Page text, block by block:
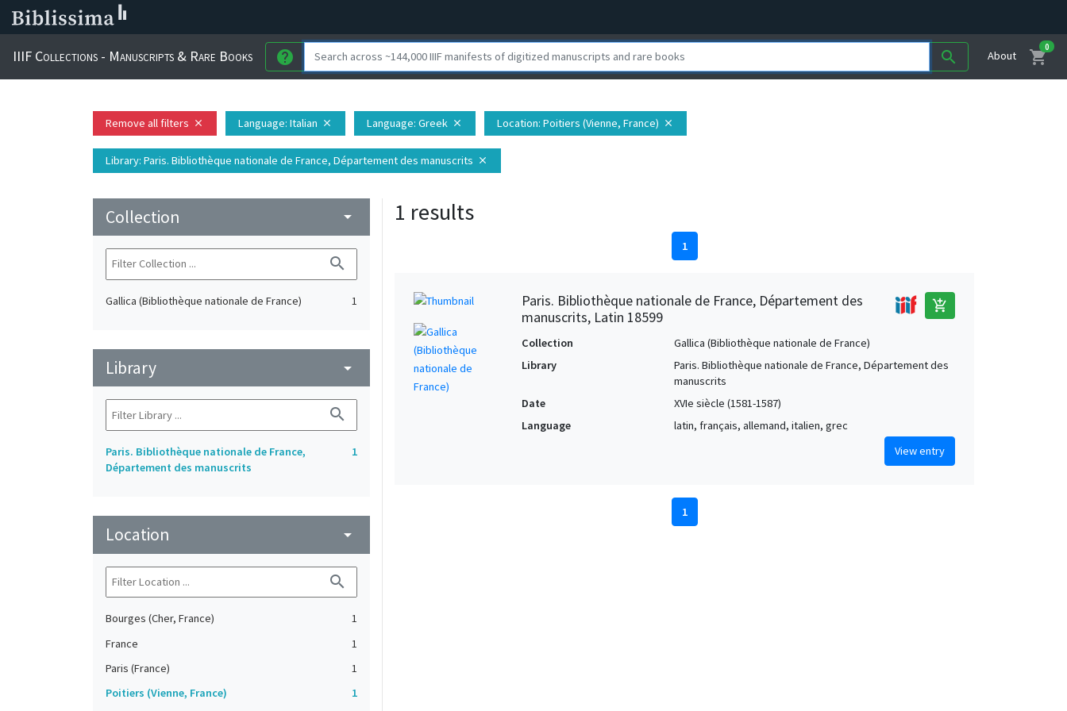
IIIF Collections - Manuscripts & Rare Books help search About shopping_cart
0
Remove all filters close Language: Italian close Language: Greek close Location: Poitiers (Vienne, France) close
Library: Paris. Bibliothèque nationale de France, Département des manuscrits close
Collection arrow_drop_down
search
Gallica (Bibliothèque nationale de France) 1
Library arrow_drop_down
search
Paris. Bibliothèque nationale de France,
Département des manuscrits
1
Location arrow_drop_down
search
Bourges (Cher, France)
1
France
1
Paris (France)
1
Poitiers (Vienne, France)
1
1 results
1
Paris. Bibliothèque nationale de France, Département des
manuscrits, Latin 18599
add_shopping_cart
Collection
Gallica (Bibliothèque nationale de France)
Library
Paris. Bibliothèque nationale de France, Département des
manuscrits
Date
XVIe siècle (1581-1587)
Language
latin, français, allemand, italien, grec
View entry
1